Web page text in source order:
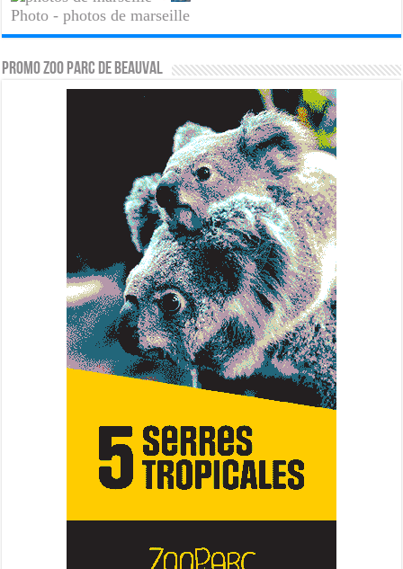
Photo - photos de marseille
PROMO ZOO PARC DE BEAUVAL